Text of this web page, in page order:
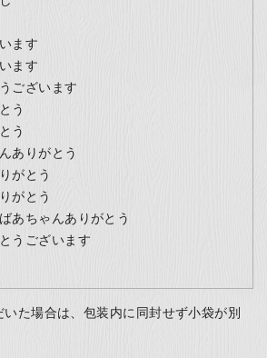
ます
ます
ございます
う
う
ありがとう
がとう
がとう
あちゃんありがとう
うございます
いた場合は、包装内に同封せず小袋が別